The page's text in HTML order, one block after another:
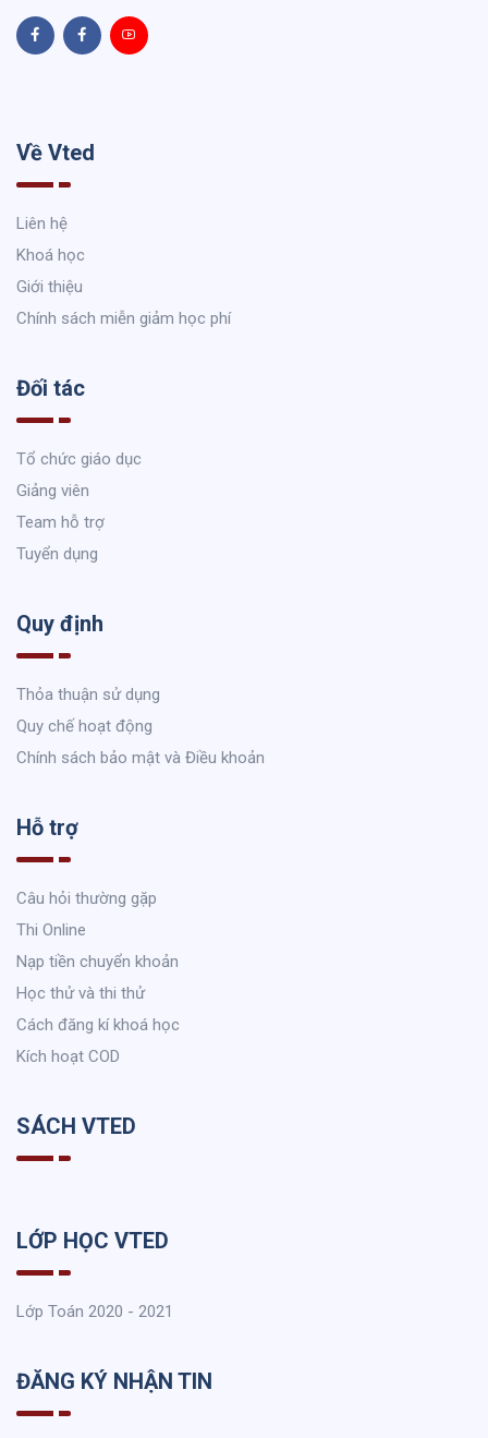
Về Vted
Liên hệ
Khoá học
Giới thiệu
Chính sách miễn giảm học phí
Đối tác
Tổ chức giáo dục
Giảng viên
Team hỗ trợ
Tuyển dụng
Quy định
Thỏa thuận sử dụng
Quy chế hoạt động
Chính sách bảo mật và Điều khoản
Hỗ trợ
Câu hỏi thường gặp
Thi Online
Nạp tiền chuyển khoản
Học thử và thi thử
Cách đăng kí khoá học
Kích hoạt COD
SÁCH VTED
LỚP HỌC VTED
Lớp Toán 2020 - 2021
ĐĂNG KÝ NHẬN TIN